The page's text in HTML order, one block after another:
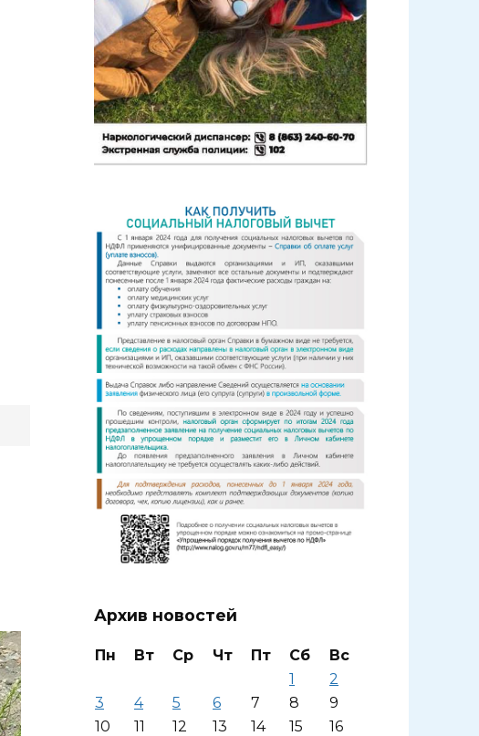
Архив новостей
Пн Вт Ср Чт Пт Сб
Вс
1
2
3
4 5 6 7 8
9
10
11 12 13 14 15
16